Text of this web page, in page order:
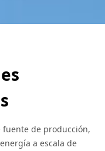
de producción,
a escala de